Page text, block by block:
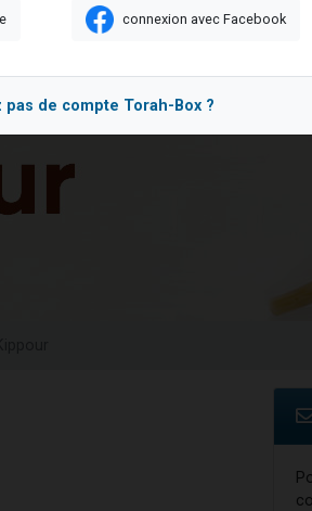
Sauvez la jambe de Yohan
sur Zoom
connexion avec Facebook
de compte Torah-Box ?